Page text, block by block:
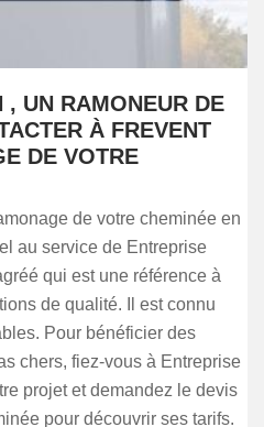
, UN RAMONEUR DE
À FREVENT
DE VOTRE
de votre cheminée en
au service de Entreprise
qui est une référence à
de qualité. Il est connu
Pour bénéficier des
chers, fiez-vous à Entreprise
projet et demandez le devis
pour découvrir ses tarifs.